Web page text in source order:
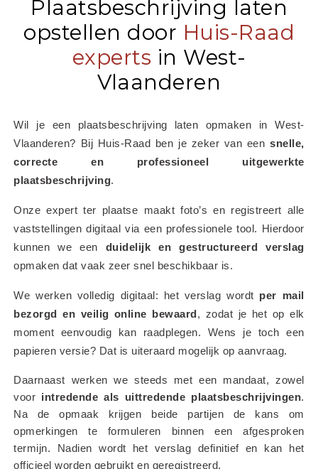
Plaatsbeschrijving laten
opstellen door Huis-Raad
experts in West-
Vlaanderen
Wil je een plaatsbeschrijving laten opmaken in West-
Vlaanderen? Bij Huis-Raad ben je zeker van een snelle,
correcte en professioneel uitgewerkte
plaatsbeschrijving.
Onze expert ter plaatse maakt foto’s en registreert alle
vaststellingen digitaal via een professionele tool. Hierdoor
kunnen we een duidelijk en gestructureerd verslag
opmaken dat vaak zeer snel beschikbaar is.
We werken volledig digitaal: het verslag wordt per mail
bezorgd en veilig online bewaard , zodat je het op elk
moment eenvoudig kan raadplegen. Wens je toch een
papieren versie? Dat is uiteraard mogelijk op aanvraag.
Daarnaast werken we steeds met een mandaat, zowel
voor intredende als uittredende plaatsbeschrijvingen.
Na de opmaak krijgen beide partijen de kans om
opmerkingen te formuleren binnen een afgesproken
termijn. Nadien wordt het verslag definitief en kan het
officieel worden gebruikt en geregistreerd.